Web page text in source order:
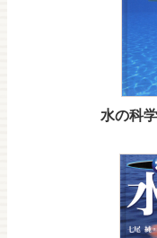
水の科